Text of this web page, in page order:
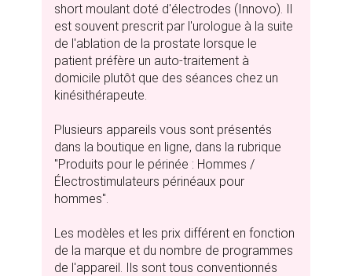
short moulant doté d'électrodes (Innovo). Il
est souvent prescrit par l'urologue à la suite
de l'ablation de la prostate lorsque le
patient préfère un auto-traitement à
domicile plutôt que des séances chez un
kinésithérapeute.
Plusieurs appareils vous sont présentés
dans la boutique en ligne, dans la rubrique
"Produits pour le périnée : Hommes /
Électrostimulateurs périnéaux pour
hommes".
Les modèles et les prix différent en fonction
de la marque et du nombre de programmes
de l'appareil. Ils sont tous conventionnés